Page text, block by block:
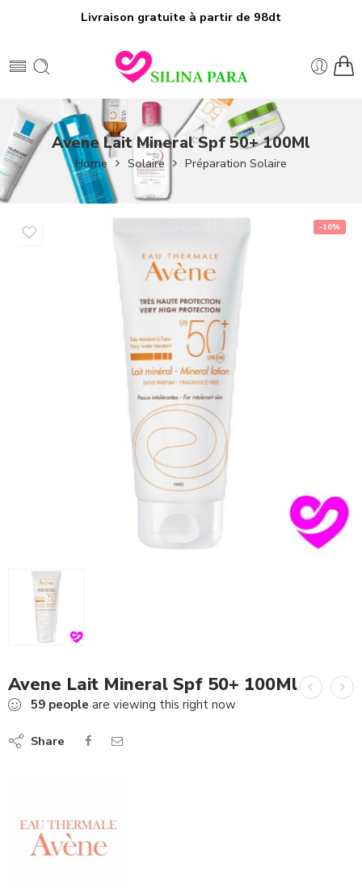
Livraison gratuite à partir de 98dt
Avene Lait Mineral Spf 50+ 100Ml
Home Solaire Préparation Solaire
-16%
Avene Lait Mineral Spf 50+ 100Ml
59 people are viewing this right now
Share